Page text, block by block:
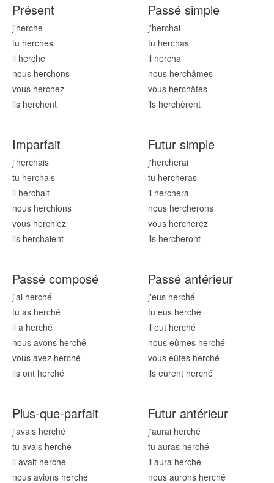
Présent
j'herche
tu herches
il herche
nous herchons
vous herchez
ils herchent
Passé simple
j'herchai
tu herchas
il hercha
nous herchâmes
vous herchâtes
ils herchèrent
Imparfait
j'herchais
tu herchais
il herchait
nous herchions
vous herchiez
ils herchaient
Futur simple
j'hercherai
tu hercheras
il herchera
nous hercherons
vous hercherez
ils hercheront
Passé composé
j'ai herché
tu as herché
il a herché
nous avons herché
vous avez herché
ils ont herché
Passé antérieur
j'eus herché
tu eus herché
il eut herché
nous eûmes herché
vous eûtes herché
ils eurent herché
Plus-que-parfait
j'avais herché
tu avais herché
il avait herché
nous avions herché
Futur antérieur
j'aurai herché
tu auras herché
il aura herché
nous aurons herché